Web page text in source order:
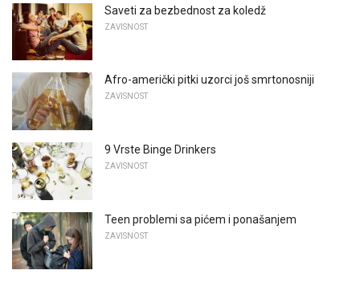
Saveti za bezbednost za koledž
ZAVISNOST
Afro-američki pitki uzorci još smrtonosniji
ZAVISNOST
9 Vrste Binge Drinkers
ZAVISNOST
Teen problemi sa pićem i ponašanjem
ZAVISNOST